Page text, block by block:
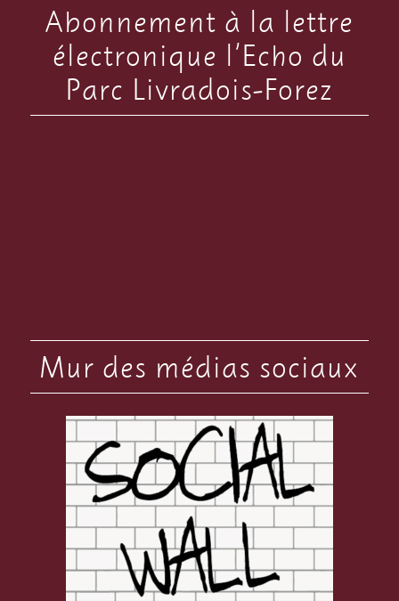
Abonnement à la lettre
électronique l’Echo du
Parc Livradois-Forez
Mur des médias sociaux